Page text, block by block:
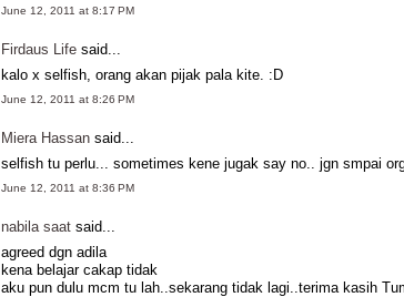
June 12, 2011 at 8:17 PM
Firdaus Life said...
kalo x selfish, orang akan pijak pala kite. :D
June 12, 2011 at 8:26 PM
Miera Hassan said...
selfish tu perlu... sometimes kene jugak say no.. jgn smpai
June 12, 2011 at 8:36 PM
nabila saat said...
agreed dgn adila
kena belajar cakap tidak
aku pun dulu mcm tu lah..sekarang tidak lagi..terima kasih